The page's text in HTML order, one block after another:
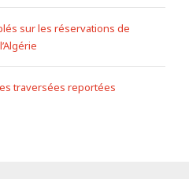
sur les réservations de
traversées reportées